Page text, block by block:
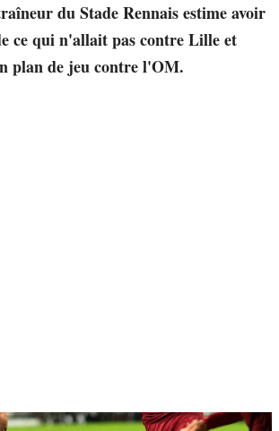
du Stade Rennais estime avoir
ce qui n'allait pas contre Lille et
plan de jeu contre l'OM.